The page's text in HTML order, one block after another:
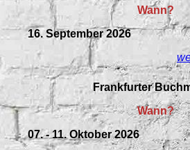
Wann?
16. September 2026
Frankfurter
Wann?
07. - 11. Oktober 2026